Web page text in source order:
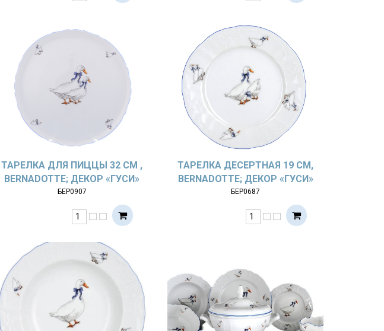
ТАРЕЛКА ДЛЯ ПИЦЦЫ 32 СМ ,
BERNADOTTE; ДЕКОР «ГУСИ»
БЕР0907
ТАРЕЛКА ДЕСЕРТНАЯ 19 СМ,
BERNADOTTE; ДЕКОР «ГУСИ»
БЕР0687